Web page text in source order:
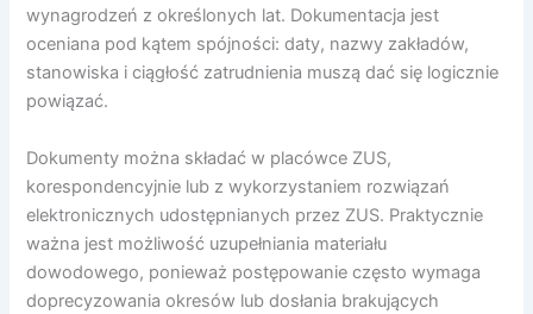
wynagrodzeń z określonych lat. Dokumentacja jest
oceniana pod kątem spójności: daty, nazwy zakładów,
stanowiska i ciągłość zatrudnienia muszą dać się logicznie
powiązać.
Dokumenty można składać w placówce ZUS,
korespondencyjnie lub z wykorzystaniem rozwiązań
elektronicznych udostępnianych przez ZUS. Praktycznie
ważna jest możliwość uzupełniania materiału
dowodowego, ponieważ postępowanie często wymaga
doprecyzowania okresów lub dosłania brakujących